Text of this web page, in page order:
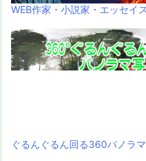
WEB作家・小説家・エッセイ
ぐるんぐるん回る360パノラ